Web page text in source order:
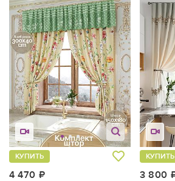
4 470
КУПИТЬ
3 800
КУПИТЬ